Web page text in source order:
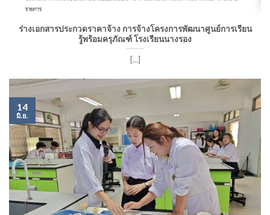
ร่างเอกสารประกวดราคาจ้าง การจ้างโครงการพัฒนาศูนย์การเรียน
รู้พร้อมครุภัณฑ์ โรงเรียนนางรอง
[...]
14
มิ.ย.